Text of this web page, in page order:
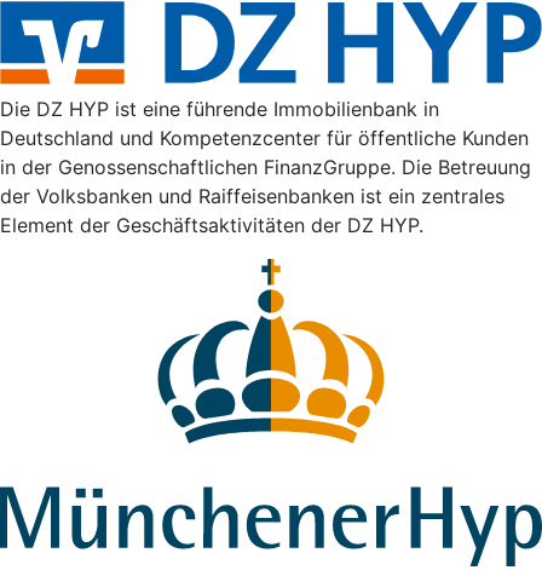
Die DZ HYP ist eine führende Immobilienbank in
Deutschland und Kompetenzcenter für öffentliche Kunden
in der Genossenschaftlichen FinanzGruppe. Die Betreuung
der Volksbanken und Raiffeisenbanken ist ein zentrales
Element der Geschäftsaktivitäten der DZ HYP.